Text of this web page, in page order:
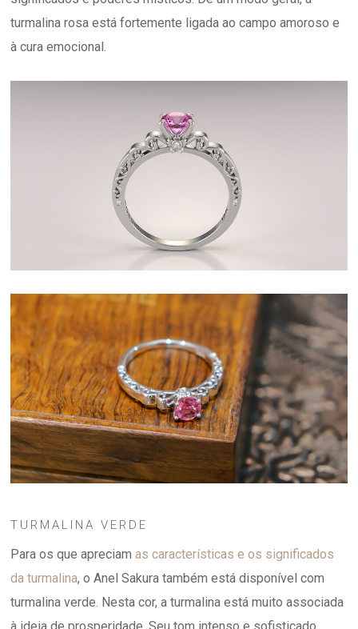
turmalina rosa está fortemente ligada ao campo amoroso e
à cura emocional.
TURMALINA VERDE
Para os que apreciamas características e os significados
da turmalina, o Anel Sakura também está disponível com
turmalina verde. Nesta cor, a turmalina está muito associada